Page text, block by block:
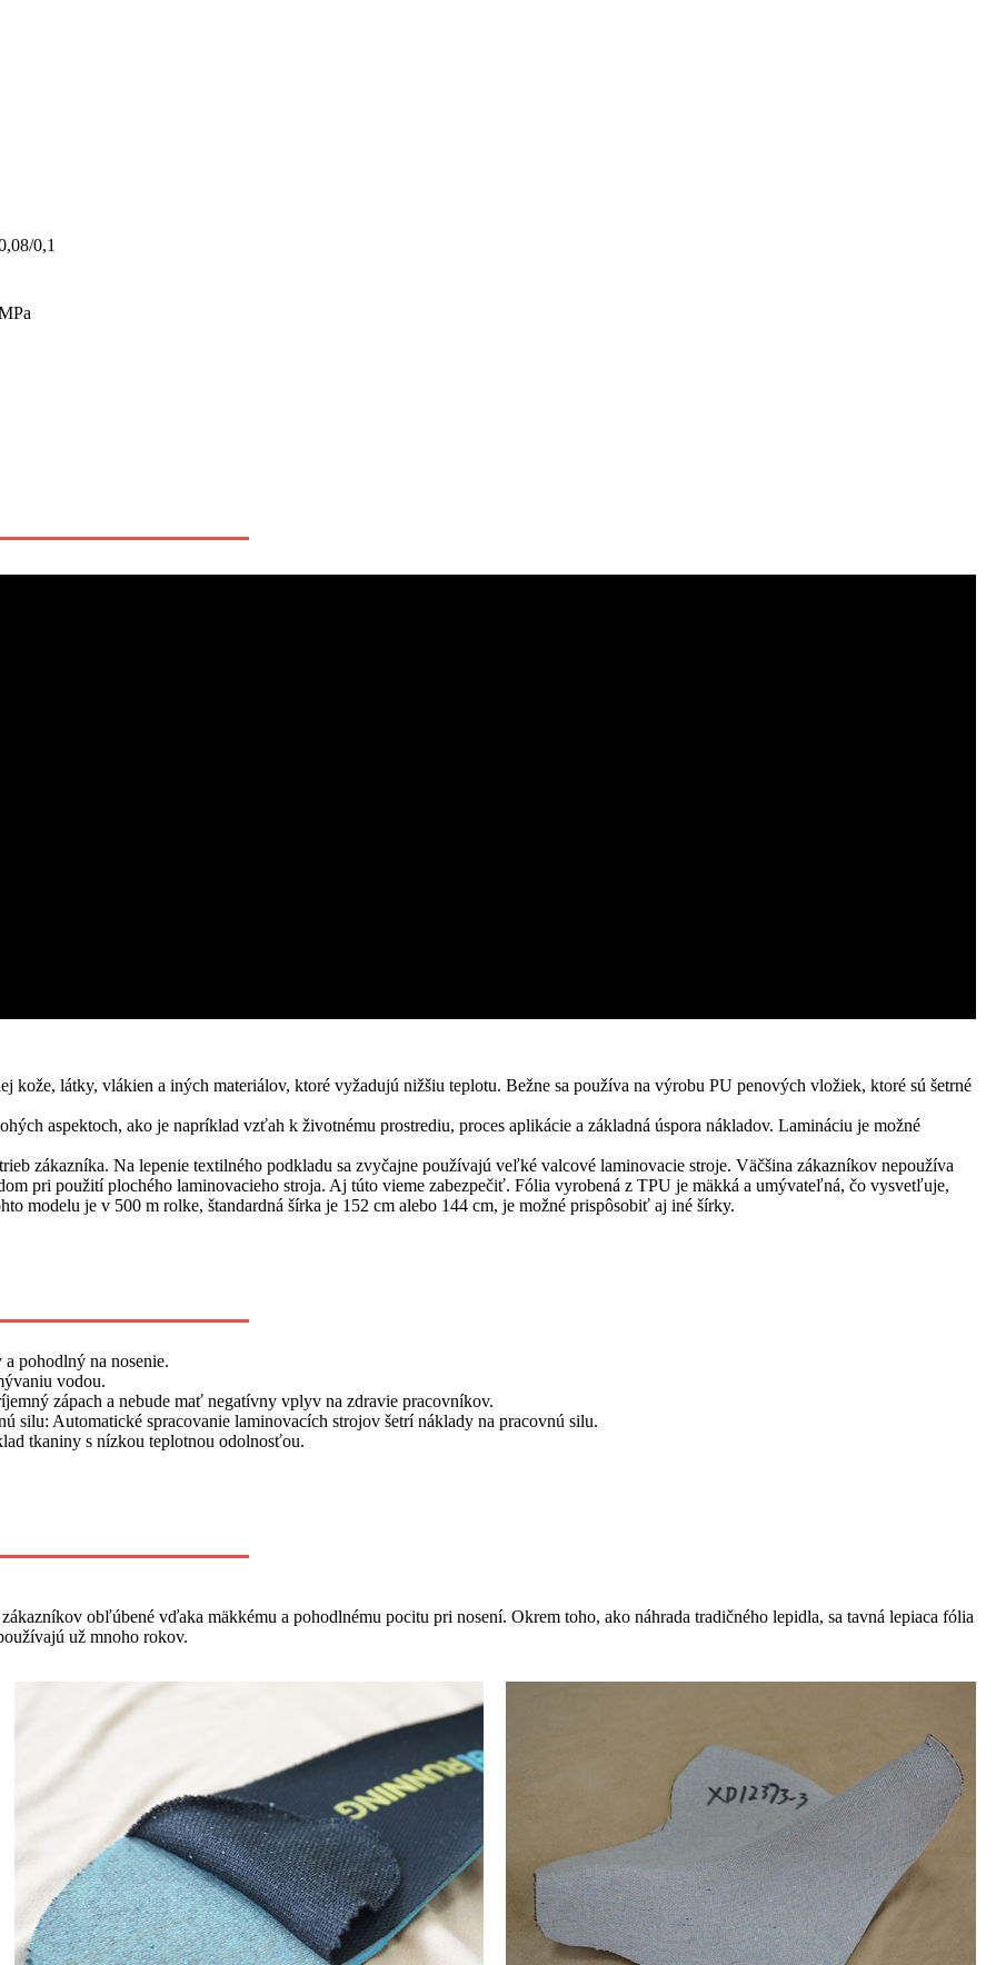
0,1
kože, látky, vlákien a iných materiálov, ktoré vyžadujú nižšiu teplotu. Bežne sa používa na výrobu PU penových vložiek, ktoré sú šetrné
aspektoch, ako je napríklad vzťah k životnému prostrediu, proces aplikácie a základná úspora nákladov. Lamináciu je možné
zákazníka. Na lepenie textilného podkladu sa zvyčajne používajú veľké valcové laminovacie stroje. Väčšina zákazníkov nepoužíva
pri použití plochého laminovacieho stroja. Aj túto vieme zabezpečiť. Fólia vyrobená z TPU je mäkká a umývateľná, čo vysvetľuje,
modelu je v 500 m rolke, štandardná šírka je 152 cm alebo 144 cm, je možné prispôsobiť aj iné šírky.
pohodlný na nosenie.
vodou.
zápach a nebude mať negatívny vplyv na zdravie pracovníkov.
silu: Automatické spracovanie laminovacích strojov šetrí náklady na pracovnú silu.
tkaniny s nízkou teplotnou odolnosťou.
obľúbené vďaka mäkkému a pohodlnému pocitu pri nosení. Okrem toho, ako náhrada tradičného lepidla, sa tavná lepiaca fólia
už mnoho rokov.